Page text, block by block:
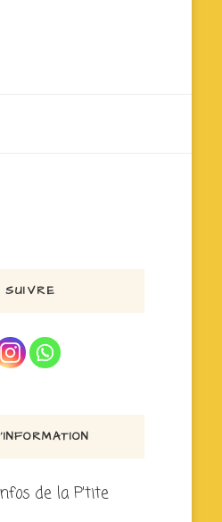
SUIVRE
de la P'tite